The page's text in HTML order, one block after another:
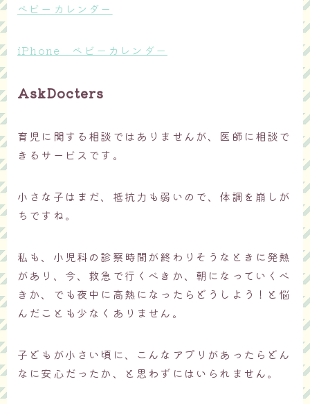
ベビーカレンダー
iPhone ベビーカレンダー
AskDocters
育児に関する相談ではありませんが、医師に相談で
きるサービスです。
小さな子はまだ、抵抗力も弱いので、体調を崩しが
ちですね。
私も、小児科の診察時間が終わりそうなときに発熱
があり、今、救急で行くべきか、朝になっていくべ
きか、でも夜中に高熱になったらどうしよう！と悩
んだことも少なくありません。
子どもが小さい頃に、こんなアプリがあったらどん
なに安心だったか、と思わずにはいられません。